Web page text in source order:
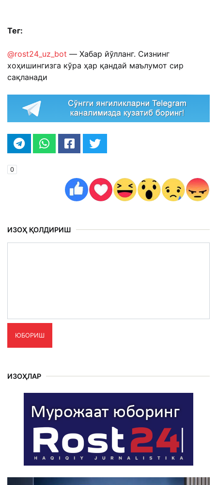
Тег:
@rost24_uz_bot — Хабар йўлланг. Сизнинг
хоҳишингизга кўра ҳар қандай маълумот сир
сақланади
0
ИЗОҲ ҚОЛДИРИШ
ЮБОРИШ
ИЗОҲЛАР